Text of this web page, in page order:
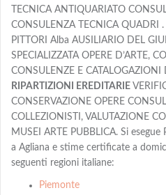
TECNICA ANTIQUARIATO
CONSULENZA TECNICA QUADRI
PITTORI Alba AUSILIARIO DEL
SPECIALIZZATA OPERE D’ARTE,
CONSULENZE E CATALOGAZIONI
RIPARTIZIONI EREDITARIE
CONSERVAZIONE OPERE
COLLEZIONISTI, VALUTAZIONE
MUSEI ARTE PUBBLICA. Si
a Agliana e stime certificate a
seguenti regioni italiane:
Piemonte